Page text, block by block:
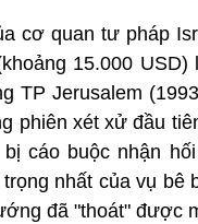
cơ quan tư pháp
15.000
TP Jerusalem
phiên xét xử đầu
cáo buộc nhận
nhất của vụ
đã "thoát" được